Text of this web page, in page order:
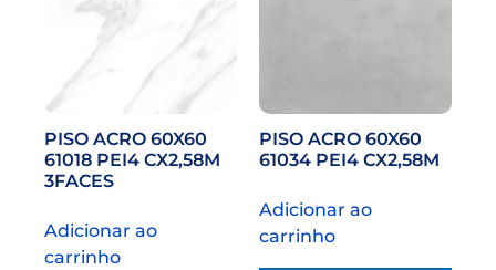
PISO ACRO 60X60
61018 PEI4 CX2,58M
3FACES
Adicionar ao
carrinho
PISO ACRO 60X60
61034 PEI4 CX2,58M
Adicionar ao
carrinho